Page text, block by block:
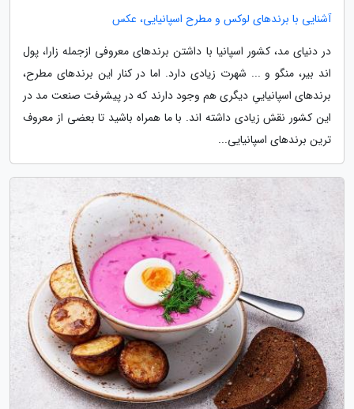
آشنایی با برندهای لوکس و مطرح اسپانیایی، عکس
در دنیای مد، کشور اسپانیا با داشتن برندهای معروفی ازجمله زارا، پول
اند بیر، منگو و ... شهرت زیادی دارد. اما در کنار این برندهای مطرح،
برندهای اسپانیاییِ دیگری هم وجود دارند که در پیشرفت صنعت مد در
این کشور نقش زیادی داشته اند. با ما همراه باشید تا بعضی از معروف
ترین برندهای اسپانیایی...